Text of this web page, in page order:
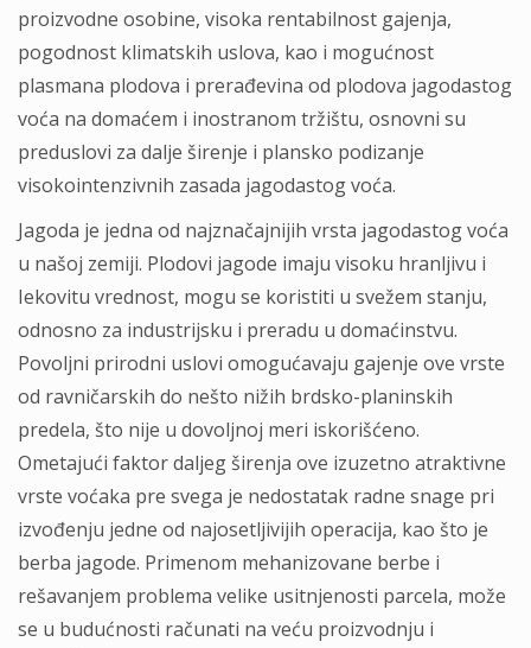
proizvodne osobine, visoka rentabilnost gajenja,
pogodnost klimatskih uslova, kao i mogućnost
plasmana plodova i prerađevina od plodova jagodastog
voća na domaćem i inostranom tržištu, osnovni su
preduslovi za dalje širenje i plansko podizanje
visokointenzivnih zasada jagodastog voća.
Jagoda je jedna od najznačajnijih vrsta jagodastog voća
u našoj zemiji. Plodovi jagode imaju visoku hranljivu i
Iekovitu vrednost, mogu se koristiti u svežem stanju,
odnosno za industrijsku i preradu u domaćinstvu.
Povoljni prirodni uslovi omogućavaju gajenje ove vrste
od ravničarskih do nešto nižih brdsko-planinskih
predela, što nije u dovoljnoj meri iskorišćeno.
Ometajući faktor daljeg širenja ove izuzetno atraktivne
vrste voćaka pre svega je nedostatak radne snage pri
izvođenju jedne od najosetljivijih operacija, kao što je
berba jagode. Primenom mehanizovane berbe i
rešavanjem problema velike usitnjenosti parcela, može
se u budućnosti računati na veću proizvodnju i